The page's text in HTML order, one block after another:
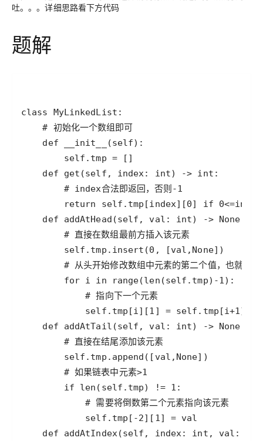
吐。。。详细思路看下方代码
题解